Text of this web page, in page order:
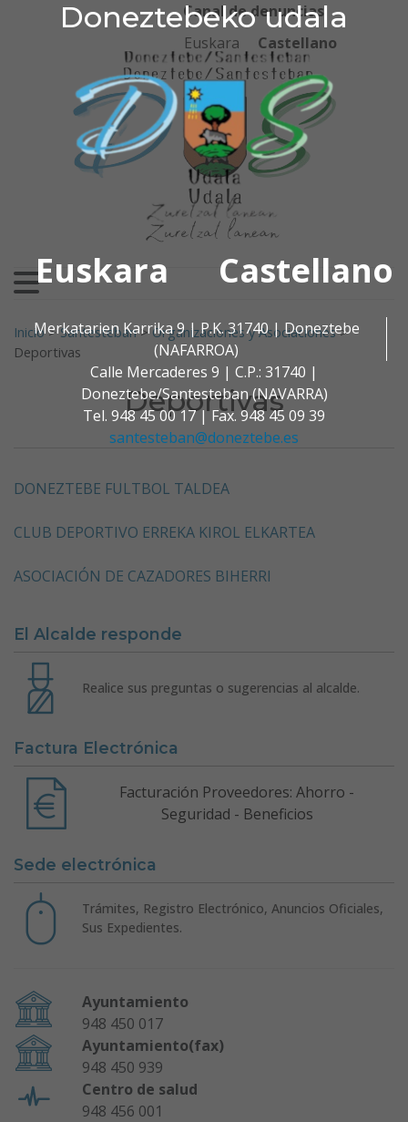
Doneztebeko udala
Euskara Castellano
Merkatarien Karrika 9 | P.K. 31740 | Doneztebe
(NAFARROA)
Calle Mercaderes 9 | C.P.: 31740 |
Doneztebe/Santesteban (NAVARRA)
Tel. 948 45 00 17 | Fax. 948 45 09 39
santesteban@doneztebe.es
Ir al contenido
Doneztebeko udala
Canal de denuncias
Euskara
Castellano
Buscar:
Inicio>Santesteban>Organizaciones y Asociaciones>
Deportivas
Deportivas
DONEZTEBE FULTBOL TALDEA
CLUB DEPORTIVO ERREKA KIROL ELKARTEA
ASOCIACIÓN DE CAZADORES BIHERRI
El Alcalde responde
Realice sus preguntas o sugerencias al alcalde.
Factura Electrónica
Facturación Proveedores: Ahorro -
Seguridad - Beneficios
Sede electrónica
Trámites, Registro Electrónico, Anuncios Oficiales,
Sus Expedientes.
Ayuntamiento
948 450 017
Ayuntamiento(fax)
948 450 939
Centro de salud
948 456 001